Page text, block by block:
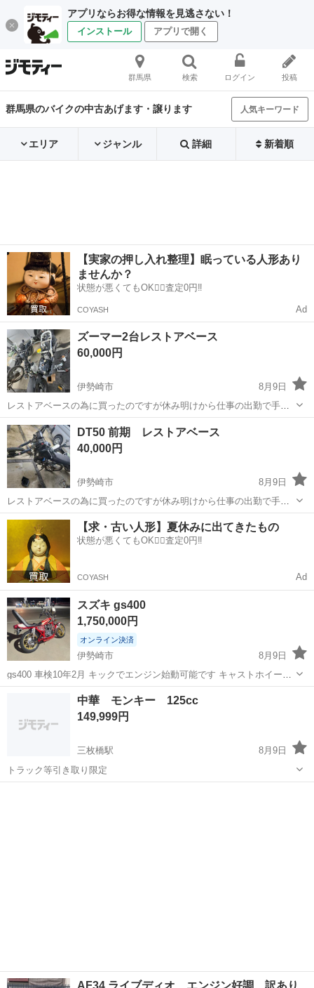
アプリならお得な情報を見逃さない！
インストール アプリで開く
群馬県 検索 ログイン 投稿
群馬県のバイクの中古あげます・譲ります 人気キーワード
エリア ジャンル 詳細 新着順
【実家の押し入れ整理】眠っている人形あり
ませんか？
状態が悪くてもOK🙆‍♀️査定0円‼️
COYASH Ad
ズーマー2台レストアベース
60,000円
伊勢崎市
8月9日
レストアベースの為に買ったのですが休み明けから仕事の出勤で手を
かけられないのでそのまま売ります 1台は途中で エンジン始動確認 新
品部品 バッテリー✨ ガソリンタンク✨ ラジエータータンク✨ プラグ✨
部品代だけで2万近く使...
群馬 伊勢崎市 ホンダ レストア
DT50 前期 レストアベース
40,000円
伊勢崎市
8月9日
レストアベースの為に買ったのですが休み明けから仕事の出勤で手を
かけられないのでそのまま売ります 休み中に取りに来てくれるかた優
先します
群馬 伊勢崎市 ヤマハ レストア
【求・古い人形】夏休みに出てきたもの
状態が悪くてもOK🙆‍♀️査定0円‼️
COYASH Ad
スズキ gs400
1,750,000円
オンライン決済
伊勢崎市
8月9日
gs400 車検10年2月 キックでエンジン始動可能です キャストホイール
万G管 CIBIEヘッドライト ヨシムラ油温計 トロピカルローリングハン
軽スロ xホルダー 三協強化スイングアーム 旧車なのでオイル滲みなど
伊勢崎市
中華 モンキー 125cc
149,999円
三枚橋駅
8月9日
トラック等引き取り限定